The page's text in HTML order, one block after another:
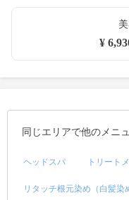
¥
同じエリアで他のメニ
ヘッドスパ トリート
リタッチ根元染め（白髪染